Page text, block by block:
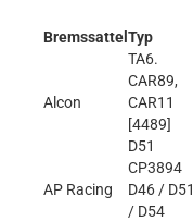
Bremssattel Typ
Alcon
TA6.
CAR89,
CAR11
[4489]
D51
AP Racing
CP3894
D46 / D51
/ D54